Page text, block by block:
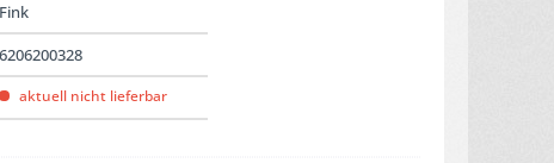
Fink
6206200328
aktuell nicht lieferbar